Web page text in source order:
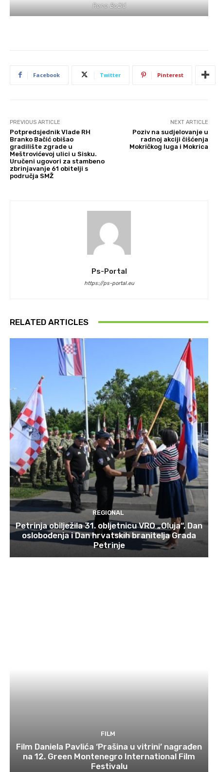
Rene Božić
Facebook Twitter Pinterest
PREVIOUS ARTICLE
Potpredsjednik Vlade RH
Branko Bačić obišao
gradilište zgrade u
Meštrovićevoj ulici u Sisku.
Uručeni ugovori za stambeno
zbrinjavanje 61 obitelji s
područja SMŽ
NEXT ARTICLE
Poziv na sudjelovanje u
radnoj akciji čišćenja
Mokričkog luga i Mokrica
Ps-Portal
https://ps-portal.eu
RELATED ARTICLES
REGIONAL
Petrinja obilježila 31. obljetnicu VRO „Oluja“, Dan
oslobođenja i Dan hrvatskih branitelja Grada
Petrinje
FILM
Film Daniela Pavlića ‘Prašina u vitrini’ nagrađen
na 12. Green Montenegro International Film
Festivalu